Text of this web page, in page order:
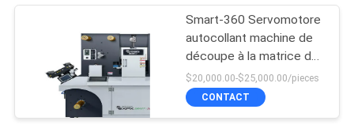
Smart-360 Servomotore
autocollant machine de
découpe à la matrice de
coupe semi ou
entièrement rotative
$20,000.00-$25,000.00/pieces
CONTACT